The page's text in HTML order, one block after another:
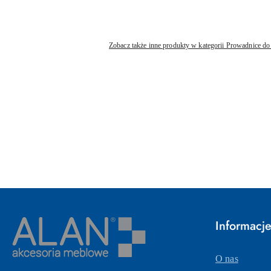
Zobacz także inne produkty w kategorii Prowadnice
Informacje
O nas